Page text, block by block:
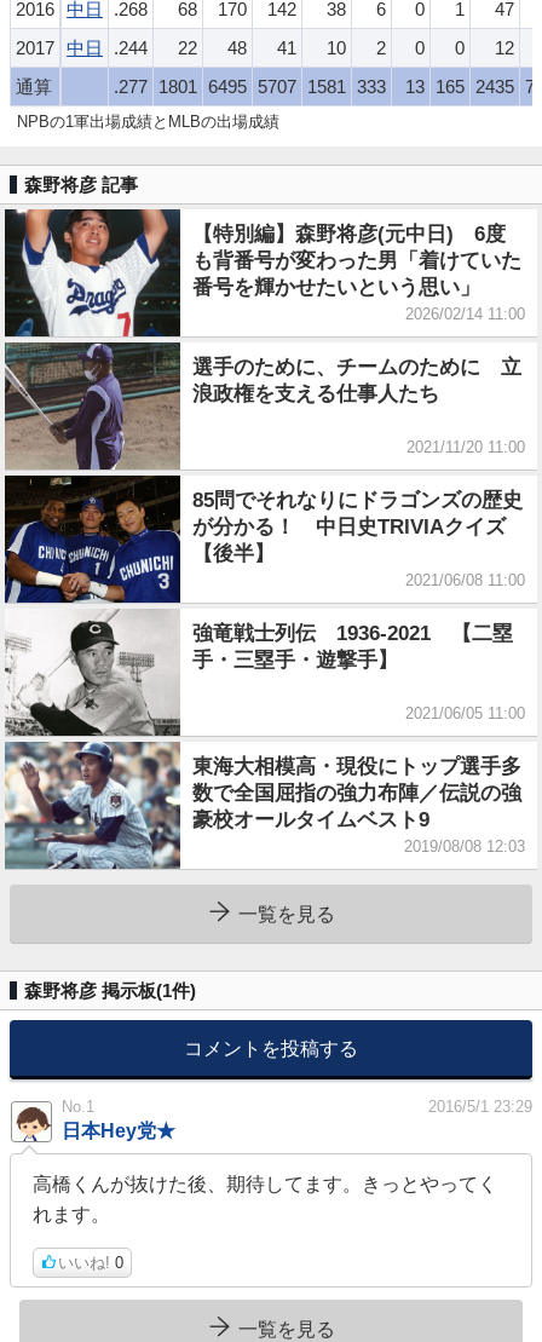
2016
2017
通算
中日 .268 68 170 142 38 6 0 1 47
中日
.244 22 48 41 10 2 0 0
12
.277 1801 6495 5707 1581 333 13 165 2435
NPBの1軍出場成績とMLBの出場成績
森野将彦 記事
【特別編】森野将彦(元中日) 6度
も背番号が変わった男「着けていた
番号を輝かせたいという思い」
2026/02/14 11:00
選手のために、チームのために 立
浪政権を支える仕事人たち
2021/11/20 11:00
85問でそれなりにドラゴンズの歴史
が分かる！ 中日史TRIVIAクイズ
【後半】
2021/06/08 11:00
強竜戦士列伝 1936-2021 【二塁
手・三塁手・遊撃手】
2021/06/05 11:00
東海大相模高・現役にトップ選手多
数で全国屈指の強力布陣／伝説の強
豪校オールタイムベスト9
2019/08/08 12:03
一覧を見る
森野将彦 掲示板(1件)
コメントを投稿する
No.1 2016/5/1 23:29
日本Hey党★
高橋くんが抜けた後、期待してます。きっとやってく
れます。
いいね! 0
一覧を見る